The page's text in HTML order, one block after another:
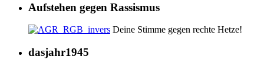
Aufstehen gegen Rassismus
Deine Stimme gegen rechte Hetze!
dasjahr1945